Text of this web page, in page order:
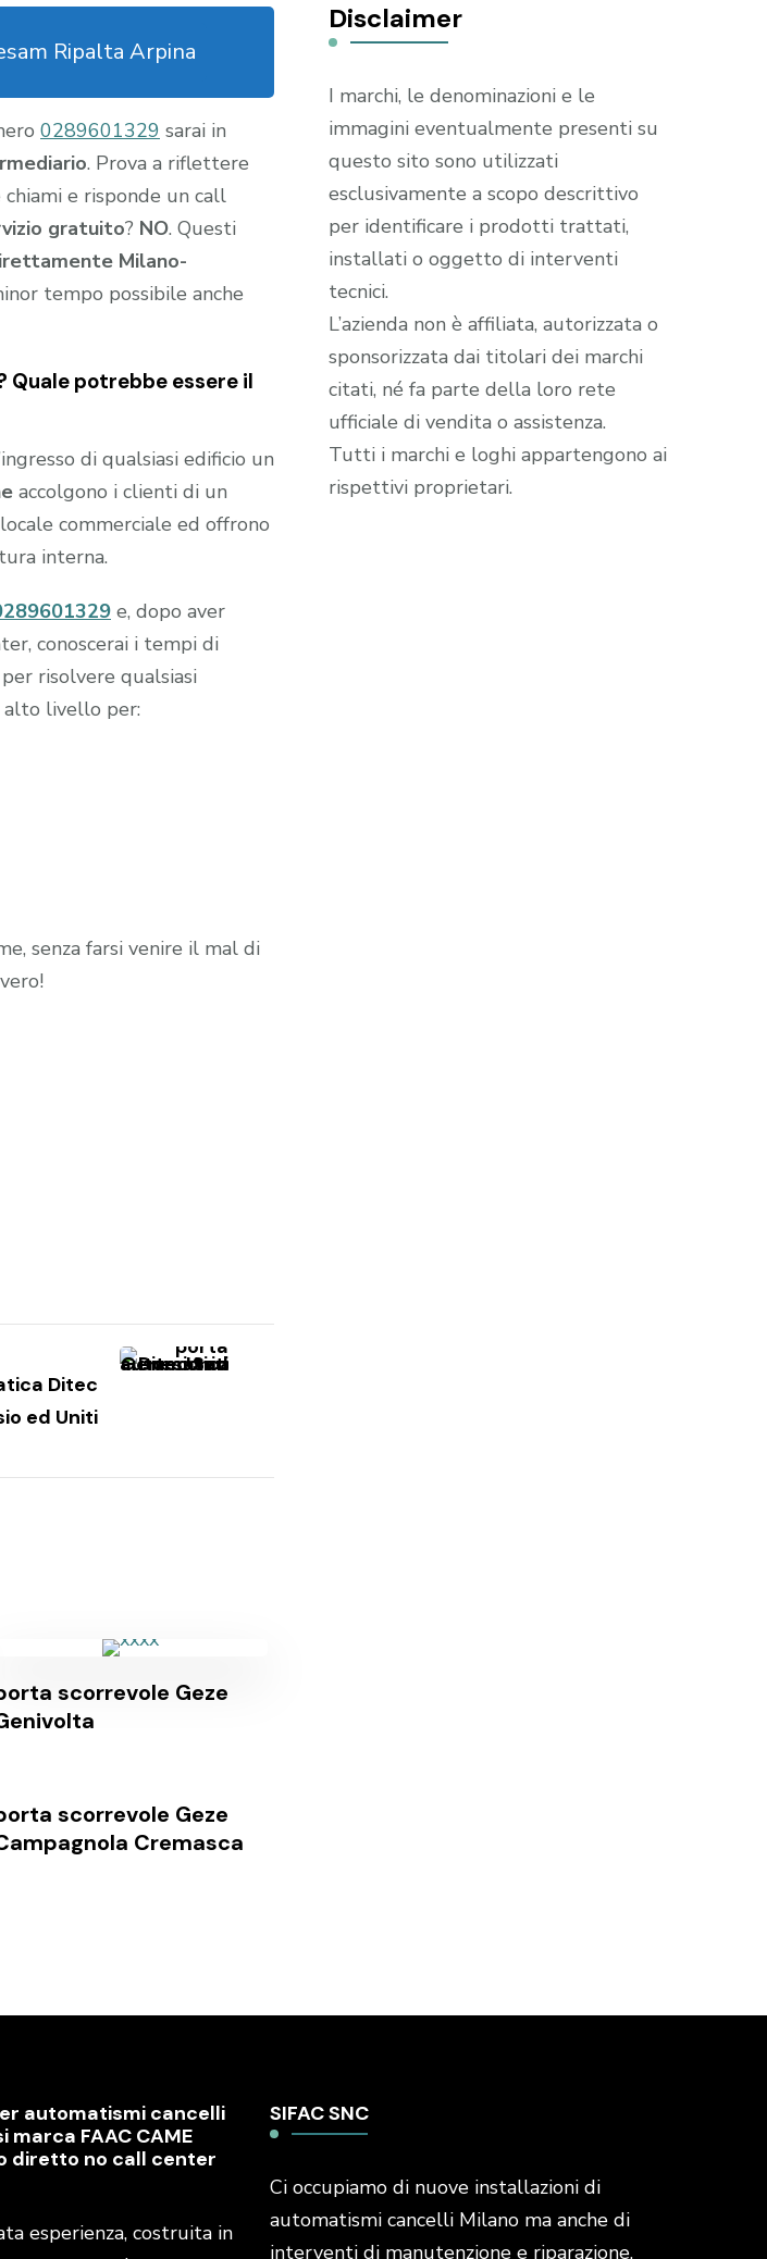
Ripalta Arpina
0289601329 sarai in
. Prova a riflettere
e risponde un call
gratuito? NO. Questi
Milano-
tempo possibile anche
Quale potrebbe essere il
di qualsiasi edificio un
accolgono i clienti di un
commerciale ed offrono
interna.
e, dopo aver
conoscerai i tempi di
risolvere qualsiasi
alto livello per:
senza farsi venire il mal di
Ditec
ed Uniti
scorrevole Geze
scorrevole Geze
Cremasca
Disclaimer
I marchi, le denominazioni e le
immagini eventualmente presenti su
questo sito sono utilizzati
esclusivamente a scopo descrittivo
per identificare i prodotti trattati,
installati o oggetto di interventi
tecnici.
L’azienda non è affiliata, autorizzata o
sponsorizzata dai titolari dei marchi
citati, né fa parte della loro rete
ufficiale di vendita o assistenza.
Tutti i marchi e loghi appartengono ai
rispettivi proprietari.
automatismi cancelli
marca FAAC CAME
diretto no call center
esperienza, costruita in
SIFAC SNC
Ci occupiamo di nuove installazioni di
automatismi cancelli Milano ma anche di
interventi di manutenzione e riparazione.